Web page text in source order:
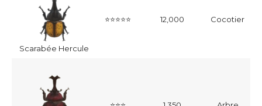
Scarabée Hercule
⭐⭐⭐⭐⭐ 12,000 Cocotier